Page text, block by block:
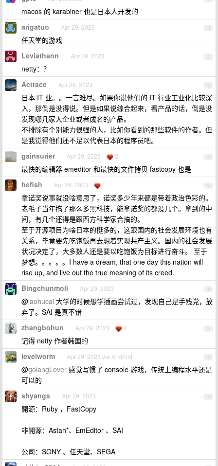
macos 的 karabiner 也是日本人开发的
11
arigatuo Apr 29, 2023
任天堂的游戏
12
Leviathann Apr 29, 2023
netty：？
13
Actrace Apr 29, 2023
日本 IT 业。。一言难尽。如果你说他们的 IT 行业工业化比较深
入，那倒是没得说。但是如果说综合起来，看产品的话，倒是没
发现哪几家大企业或者成名的产品。
不排除有个别能力很强的人，比如你看到的那些软件的作者。但
是我觉得他们还不足以代表日本的程序员吧。
14
gainsurier Apr 29, 2023 2
最快的编辑器 emeditor 和最快的文件拷贝 fastcopy 也是
15
hefish Apr 29, 2023 1
拿诺奖说事就没啥意思了，诺奖多少年来都是带着政治色彩的。
老毛子当年搞了那么多黑科技，能拿诺奖的都没几个。拿到的中
间，有几个还得是跟西方科学家合搞的。
至于开源项目为啥日本的挺多的，这跟国内的社会发展环境也有
关系，毕竟要先吃饱饭再去想着实现共产主义。国内的社会发展
状况决定了，大多数人还是要以吃饱饭为目标进行奋斗。 至于
梦想。。。。。I have a dream, that one day this nation will
rise up, and live out the true meaning of its creed.
16
Bingchunmoli Apr 29, 2023
@laohucai 大学的时候想学插画尝试过，发现自己是手残党，放
弃了。SAI 是真不错
17
zhangbohun Apr 29, 2023 1
记得 netty 作者韩国的
18
levelworm Apr 29, 2023 via Android
@golangLover 感觉写惯了 console 游戏，传统上编程水平还是
可以的
19
shyangs Apr 29, 2023
開源：Ruby ，FastCopy
非開源：Astah*、EmEditor 、SAI
公司：SONY 、任天堂、SEGA